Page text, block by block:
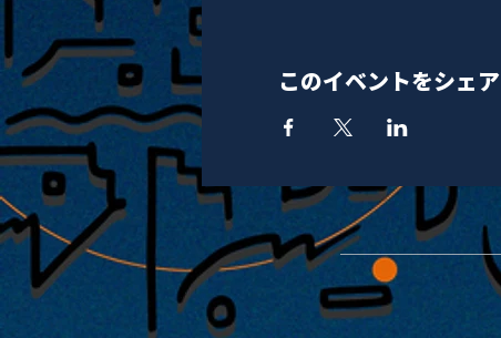
このイベントをシェア